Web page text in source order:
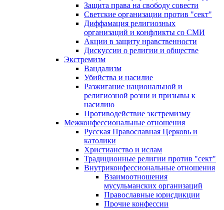
Защита права на свободу совести
Светские организации против "сект"
Диффамация религиозных
организаций и конфликты со СМИ
Акции в защиту нравственности
Дискуссии о религии и обществе
Экстремизм
Вандализм
Убийства и насилие
Разжигание национальной и
религиозной розни и призывы к
насилию
Противодействие экстремизму
Межконфессиональные отношения
Русская Православная Церковь и
католики
Христианство и ислам
Традиционные религии против "сект"
Внутриконфессиональные отношения
Взаимоотношения
мусульманских организаций
Православные юрисдикции
Прочие конфессии